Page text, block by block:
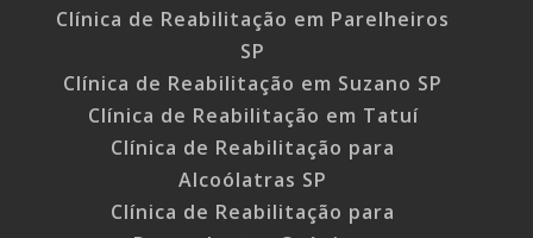
Clínica de Reabilitação em Parelheiros
SP
Clínica de Reabilitação em Suzano SP
Clínica de Reabilitação em Tatuí
Clínica de Reabilitação para
Alcoólatras SP
Clínica de Reabilitação para